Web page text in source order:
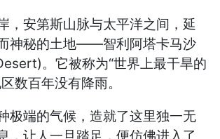
，安第斯山脉与太平洋之间，延
神秘的土地——智利阿塔卡马沙
。它被称为“世界上最干旱的
数百年没有降雨。
极端的气候，造就了这里独一无